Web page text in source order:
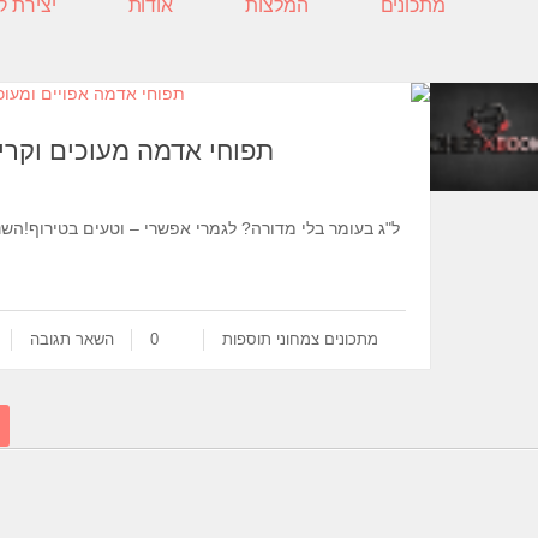
מתכונים המלצות אודות יצירת
תפוחי אדמה מעוכים
ל"ג בעומר בלי מדורה? לגמרי אפשרי – וטעים
מתכונים צמחוני תוספות 0 השאר תגובה